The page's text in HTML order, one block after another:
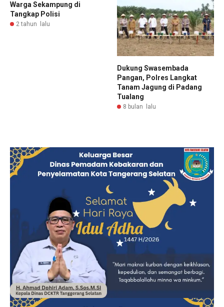
Warga Sekampung di
Tangkap Polisi
2 tahun lalu
Dukung Swasembada
Pangan, Polres Langkat
Tanam Jagung di Padang
Tualang
8 bulan lalu